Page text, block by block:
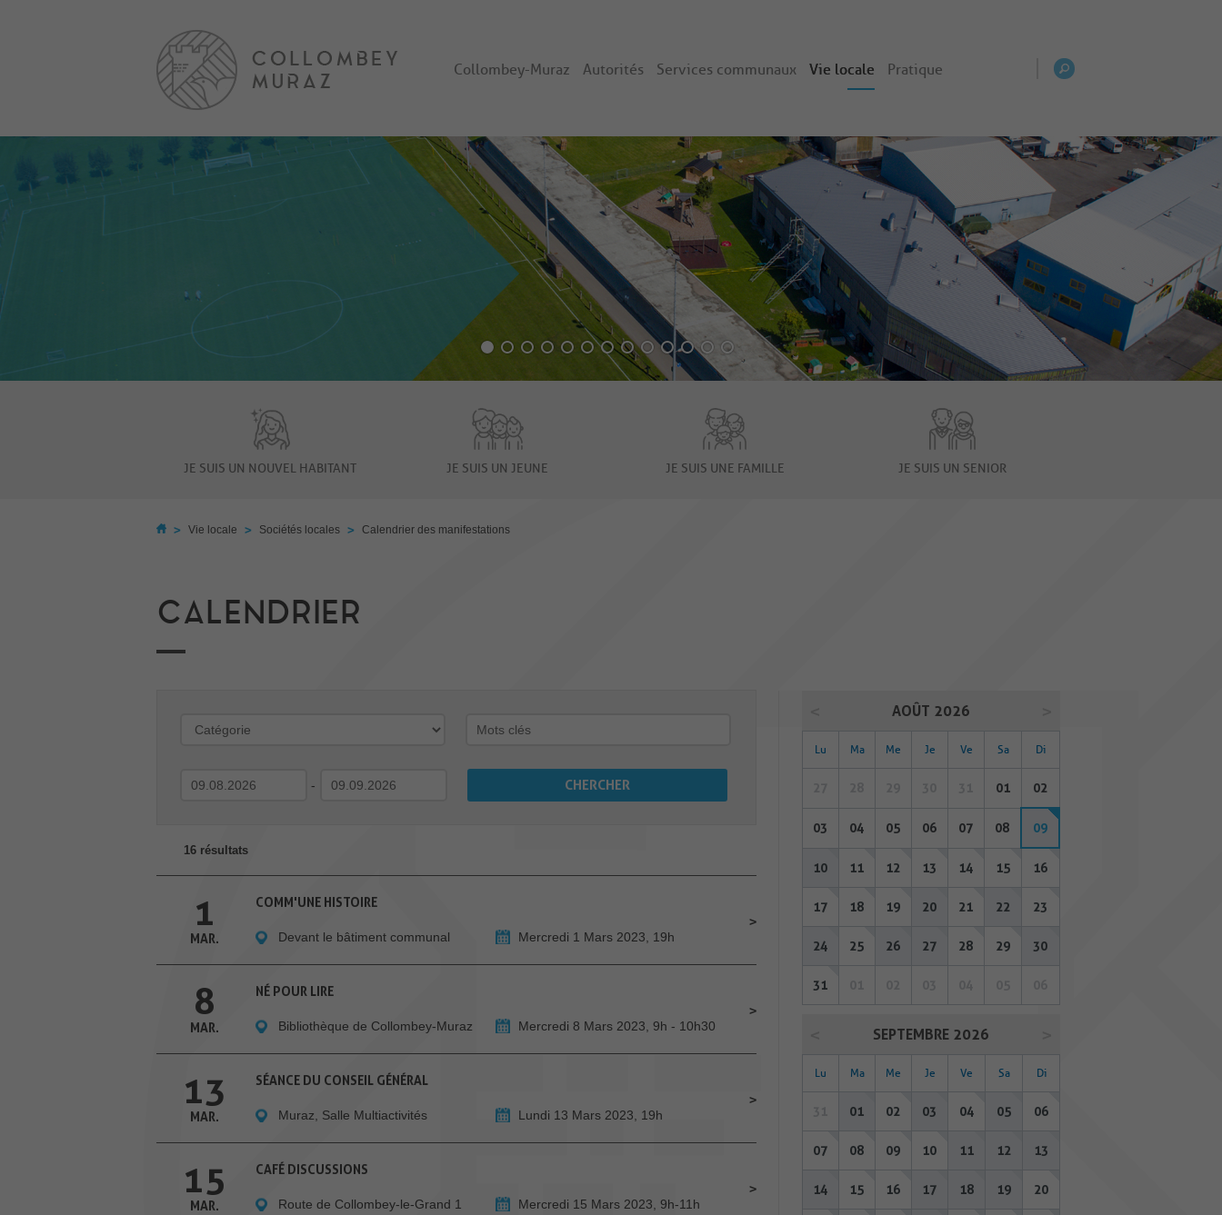
Collombey-Muraz Autorités Services communaux Vie locale Pratique
JE SUIS UN NOUVEL HABITANT JE SUIS UN JEUNE JE SUIS UNE FAMILLE JE SUIS UN SENIOR
> Vie locale > Sociétés locales > Calendrier des manifestations
CALENDRIER
-
16 résultats
1
MAR.
COMM'UNE HISTOIRE
Devant le bâtiment communal Mercredi 1 Mars 2023, 19h
8
MAR.
NÉ POUR LIRE
Bibliothèque de Collombey-Muraz Mercredi 8 Mars 2023, 9h - 10h30
13
MAR.
SÉANCE DU CONSEIL GÉNÉRAL
Muraz, Salle Multiactivités Lundi 13 Mars 2023, 19h
15
MAR.
CAFÉ DISCUSSIONS
Route de Collombey-le-Grand 1 Mercredi 15 Mars 2023, 9h-11h
AOÛT 2026
Lu Ma Me Je Ve Sa Di
01 02
03 04 05 06 07 08 09
10 11 12 13 14 15 16
17 18 19 20 21 22 23
24 25 26 27 28 29 30
31
SEPTEMBRE 2026
Lu Ma Me Je Ve Sa Di
01 02 03 04 05 06
07 08 09 10 11 12 13
14 15 16 17 18 19 20